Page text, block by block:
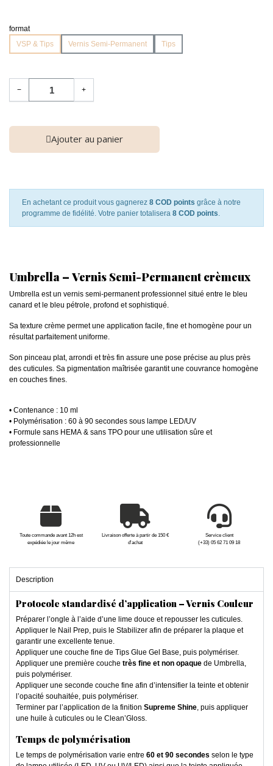
format
VSP & Tips
Vernis Semi-Permanent Tips
− +
Ajouter au panier
En achetant ce produit vous gagnerez 8 COD points grâce à notre
programme de fidélité. Votre panier totalisera 8 COD points.
Umbrella – Vernis Semi-Permanent crèmeux
Umbrella est un vernis semi-permanent professionnel situé entre le bleu
canard et le bleu pétrole, profond et sophistiqué.
Sa texture crème permet une application facile, fine et homogène pour un
résultat parfaitement uniforme.
Son pinceau plat, arrondi et très fin assure une pose précise au plus près
des cuticules. Sa pigmentation maîtrisée garantit une couvrance homogène
en couches fines.
• Contenance : 10 ml
• Polymérisation : 60 à 90 secondes sous lampe LED/UV
• Formule sans HEMA & sans TPO pour une utilisation sûre et
professionnelle
Toute commande avant 12h est
expédiée le jour même
Livraison offerte à partir de 150 €
d'achat
Service client
(+33) 05 62 71 09 18
Description
Protocole standardisé d’application – Vernis Couleur
Préparer l’ongle à l’aide d’une lime douce et repousser les cuticules.
Appliquer le Nail Prep, puis le Stabilizer afin de préparer la plaque et
garantir une excellente tenue.
Appliquer une couche fine de Tips Glue Gel Base, puis polymériser.
Appliquer une première couche très fine et non opaque de Umbrella,
puis polymériser.
Appliquer une seconde couche fine afin d’intensifier la teinte et obtenir
l’opacité souhaitée, puis polymériser.
Terminer par l’application de la finition Supreme Shine, puis appliquer
une huile à cuticules ou le Clean’Gloss.
Temps de polymérisation
Le temps de polymérisation varie entre 60 et 90 secondes selon le type